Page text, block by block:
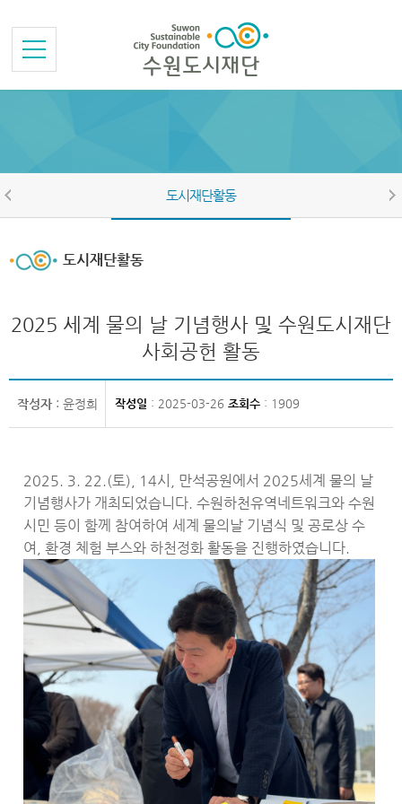
도시재단활동
도시재단활동
2025 세계 물의 날 기념행사 및 수원도시재단
사회공헌 활동
작성자: 윤정희 작성일 : 2025-03-26 조회수 : 1909
2025. 3. 22.(토), 14시, 만석공원에서 2025세계 물의 날
기념행사가 개최되었습니다. 수원하천유역네트워크와 수원
시민 등이 함께 참여하여 세계 물의날 기념식 및 공로상 수
여, 환경 체험 부스와 하천정화 활동을 진행하였습니다.